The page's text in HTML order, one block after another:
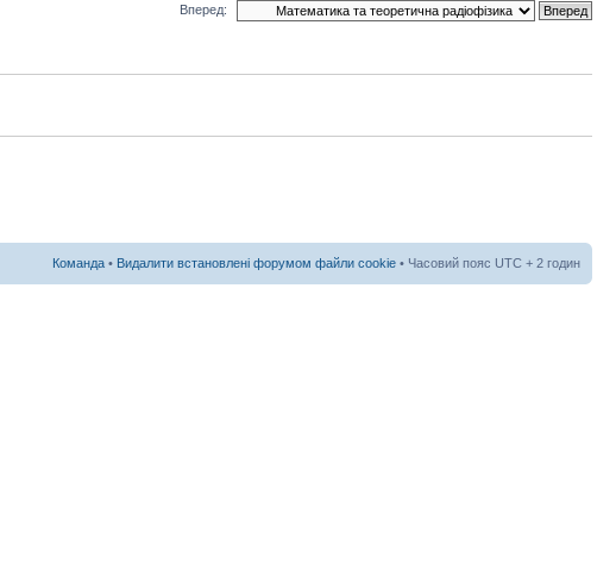
Вперед:
Команда • Видалити встановлені форумом файли cookie • Часовий пояс UTC + 2 годин